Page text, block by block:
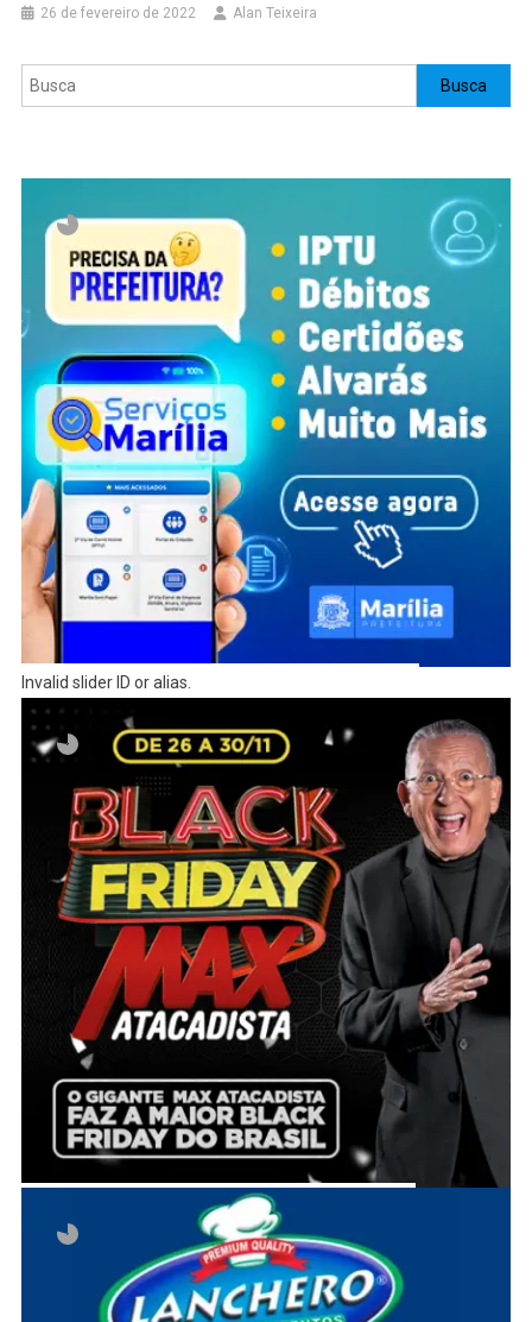
26 de fevereiro de 2022 Alan Teixeira
Pesquisar Busca
Invalid slider ID or alias.